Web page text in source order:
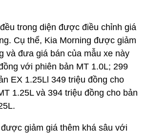
trong diện được điều chỉnh giá
Cụ thể, Kia Morning được giảm
và đưa giá bán của mẫu xe này
với phiên bản MT 1.0L; 299
EX 1.25Ll 349 triệu đồng cho
1.25L và 394 triệu đồng cho bản
giảm giá thêm khá sâu với